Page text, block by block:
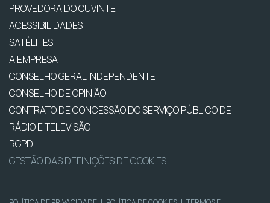
PROVEDORA DO OUVINTE
ACESSIBILIDADES
SATÉLITES
A EMPRESA
CONSELHO GERAL INDEPENDENTE
CONSELHO DE OPINIÃO
CONTRATO DE CONCESSÃO DO SERVIÇO PÚBLICO DE
RÁDIO E TELEVISÃO
RGPD
GESTÃO DAS DEFINIÇÕES DE COOKIES